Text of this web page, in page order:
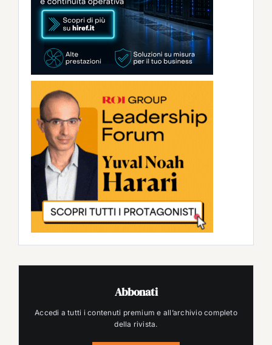
Abbonati
Accedi a tutti i contenuti premium e all’archivio completo
della rivista.